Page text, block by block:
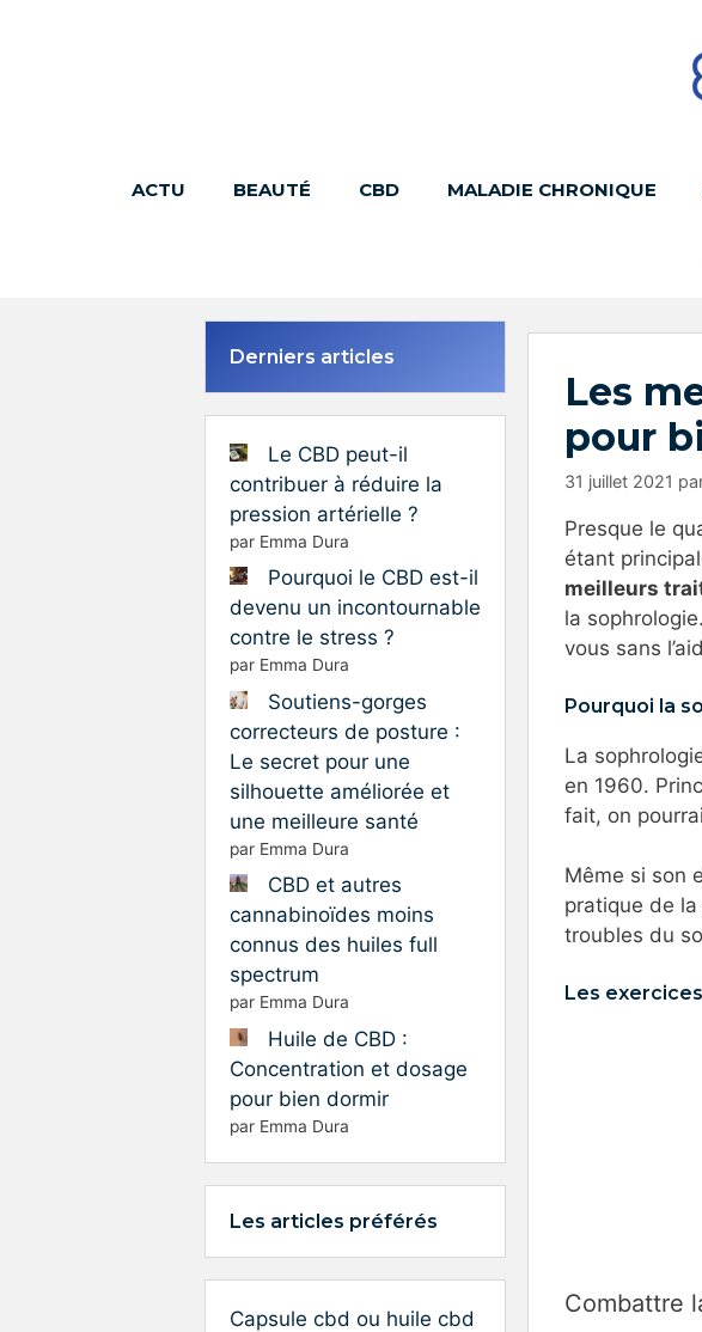
ACTU BEAUTÉ CBD MALADIE CHRONIQUE
Les
pour
31 juillet 2021
Presque le
étant
meilleurs
la
vous sans
Pourquoi la
La
en 1960.
fait, on
Même si son
pratique de
troubles du
Les
Combattre
Derniers articles
Le CBD peut-il
contribuer à réduire la
pression artérielle ?
par Emma Dura
Pourquoi le CBD est-il
devenu un incontournable
contre le stress ?
par Emma Dura
Soutiens-gorges
correcteurs de posture :
Le secret pour une
silhouette améliorée et
une meilleure santé
par Emma Dura
CBD et autres
cannabinoïdes moins
connus des huiles full
spectrum
par Emma Dura
Huile de CBD :
Concentration et dosage
pour bien dormir
par Emma Dura
Les articles préférés
Capsule cbd ou huile cbd